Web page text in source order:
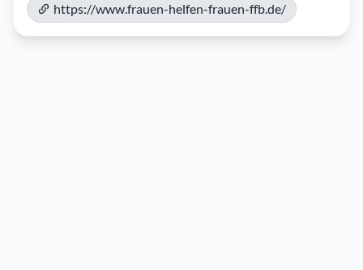
https://www.frauen-helfen-frauen-ffb.de/